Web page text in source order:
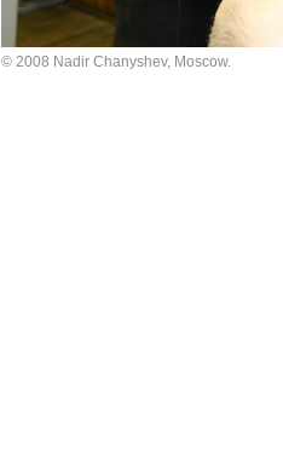
© 2008 Nadir Chanyshev, Moscow.